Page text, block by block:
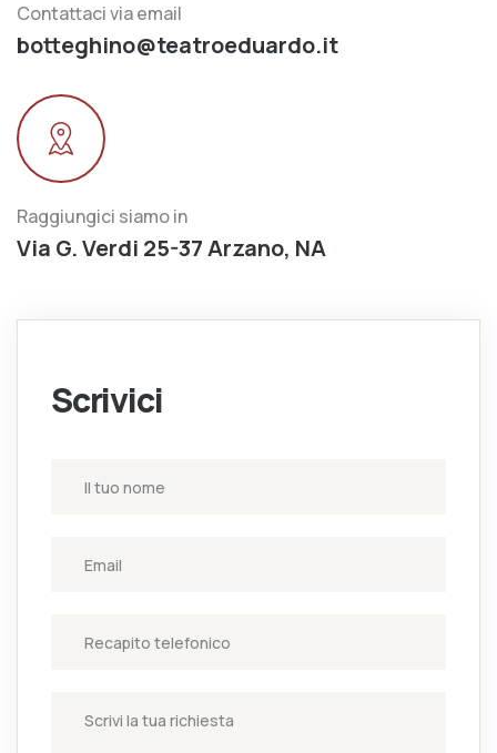
Contattaci via email
botteghino@teatroeduardo.it
Raggiungici siamo in
Via G. Verdi 25-37 Arzano, NA
Scrivici